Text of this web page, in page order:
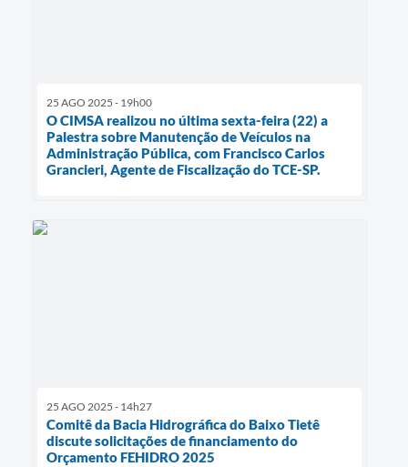
25 AGO 2025 - 19h00
O CIMSA realizou no última sexta-feira (22) a
Palestra sobre Manutenção de Veículos na
Administração Pública, com Francisco Carlos
Grancieri, Agente de Fiscalização do TCE-SP.
25 AGO 2025 - 14h27
Comitê da Bacia Hidrográfica do Baixo Tietê
discute solicitações de financiamento do
Orçamento FEHIDRO 2025